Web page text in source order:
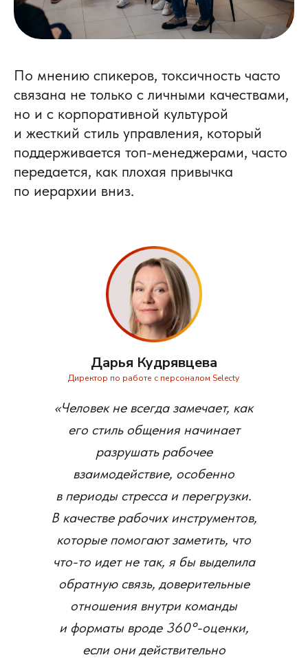
По мнению спикеров, токсичность часто
связана не только с личными качествами,
но и с корпоративной культурой
и жесткий стиль управления, который
поддерживается топ-менеджерами, часто
передается, как плохая привычка
по иерархии вниз.
Дарья Кудрявцева
Директор по работе с персоналом Selecty
«Человек не всегда замечает, как
его стиль общения начинает
разрушать рабочее
взаимодействие, особенно
в периоды стресса и перегрузки.
В качестве рабочих инструментов,
которые помогают заметить, что
что-то идет не так, я бы выделила
обратную связь, доверительные
отношения внутри команды
и форматы вроде 360°-оценки,
если они действительно